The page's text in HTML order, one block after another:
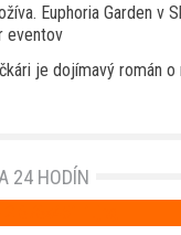
Euphoria Garden v
eventov
je dojímavý román o
24 HODÍN